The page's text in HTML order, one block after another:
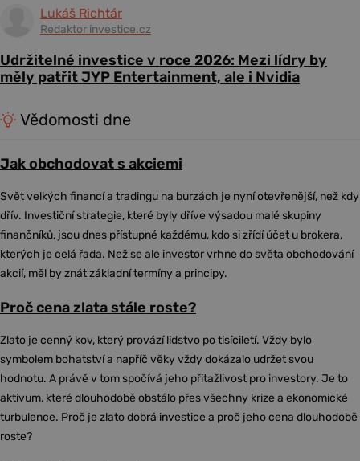
Lukáš Richtár
Redaktor investice.cz
Udržitelné investice v roce 2026: Mezi lídry by
měly patřit JYP Entertainment, ale i Nvidia
Vědomosti dne
Jak obchodovat s akciemi
Svět velkých financí a tradingu na burzách je nyní otevřenější, než kdy
dřív. Investiční strategie, které byly dříve výsadou malé skupiny
finančníků, jsou dnes přístupné každému, kdo si zřídí účet u brokera,
kterých je celá řada. Než se ale investor vrhne do světa obchodování
akcií, měl by znát základní termíny a principy.
Proč cena zlata stále roste?
Zlato je cenný kov, který provází lidstvo po tisíciletí. Vždy bylo
symbolem bohatství a napříč věky vždy dokázalo udržet svou
hodnotu. A právě v tom spočívá jeho přitažlivost pro investory. Je to
aktivum, které dlouhodobě obstálo přes všechny krize a ekonomické
turbulence. Proč je zlato dobrá investice a proč jeho cena dlouhodobě
roste?